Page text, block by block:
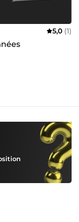
5,0 (1)